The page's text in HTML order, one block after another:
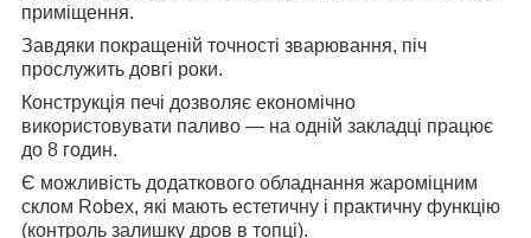
приміщення.
Завдяки покращеній точності зварювання, піч
прослужить довгі роки.
Конструкція печі дозволяє економічно
використовувати паливо — на одній закладці працює
до 8 годин.
Є можливість додаткового обладнання жароміцним
склом Robex, які мають естетичну і практичну функцію
(контроль залишку дров в топці).